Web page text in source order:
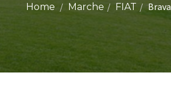
Home Marche FIAT Brava